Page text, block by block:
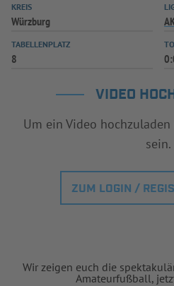
KREIS
Würzburg
TABELLENPLATZ
8
VIDEO
Um ein Video
sein.
ZUM LOGIN /
Wir zeigen euch die
Amateurfußball,